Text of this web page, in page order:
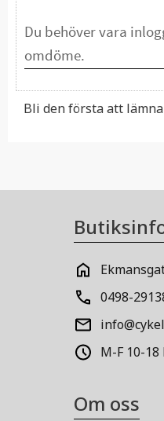
Bli den första att
0498-
M-F 10-18
Om oss